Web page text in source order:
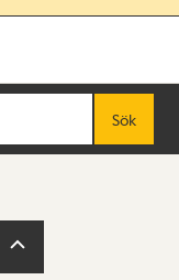
Sök